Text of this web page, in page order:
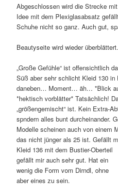
Abgeschlossen wird die Strecke
Idee mit dem Plexiglasabsatz
Schuhe nicht so ganz. Auch gut,
Beautyseite wird wieder überblättert.
„Große Gefühle“ ist offensichtlich
Süß aber sehr schlicht Kleid 130 in
daneben… Moment… äh… *Blick
*hektisch vorblätter* Tatsächlich!
„größengemischt“ ist. Kein Extra-
spndern alles bunt durcheinander.
Modelle scheinen auch von einem
das nicht jünger als 25 ist. Gefällt
Kleid 136 mit dem Bustier-Oberteil
gefällt mir auch sehr gut. Hat ein
wenig die Form vom Dirndl, ohne
aber eines zu sein.